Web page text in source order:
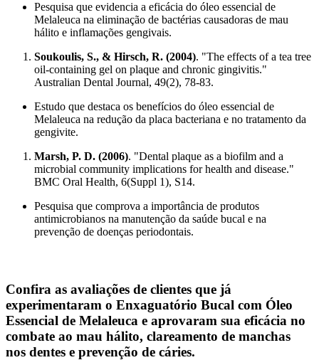
Pesquisa que evidencia a eficácia do óleo essencial de
Melaleuca na eliminação de bactérias causadoras de mau
hálito e inflamações gengivais.
Soukoulis, S., & Hirsch, R. (2004). "The effects of a tea tree
oil-containing gel on plaque and chronic gingivitis."
Australian Dental Journal, 49(2), 78-83.
Estudo que destaca os benefícios do óleo essencial de
Melaleuca na redução da placa bacteriana e no tratamento da
gengivite.
Marsh, P. D. (2006). "Dental plaque as a biofilm and a
microbial community implications for health and disease."
BMC Oral Health, 6(Suppl 1), S14.
Pesquisa que comprova a importância de produtos
antimicrobianos na manutenção da saúde bucal e na
prevenção de doenças periodontais.
Confira as avaliações de clientes que já
experimentaram o Enxaguatório Bucal com Óleo
Essencial de Melaleuca e aprovaram sua eficácia no
combate ao mau hálito, clareamento de manchas
nos dentes e prevenção de cáries.